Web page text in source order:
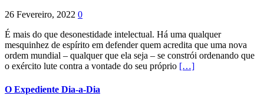
26 Fevereiro, 2022 0
É mais do que desonestidade intelectual. Há uma qualquer
mesquinhez de espírito em defender quem acredita que uma nova
ordem mundial – qualquer que ela seja – se constrói ordenando que
o exército lute contra a vontade do seu próprio […]
O Expediente Dia-a-Dia